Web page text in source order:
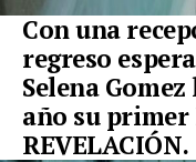
Con una
regreso
Selena Gomez
año su primer
REVELACIÓN.